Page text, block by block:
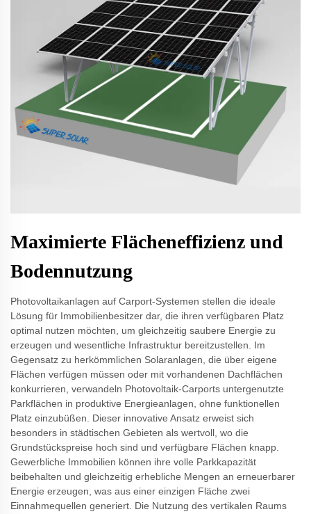
Maximierte Flächeneffizienz und
Bodennutzung
Photovoltaikanlagen auf Carport-Systemen stellen die ideale
Lösung für Immobilienbesitzer dar, die ihren verfügbaren Platz
optimal nutzen möchten, um gleichzeitig saubere Energie zu
erzeugen und wesentliche Infrastruktur bereitzustellen. Im
Gegensatz zu herkömmlichen Solaranlagen, die über eigene
Flächen verfügen müssen oder mit vorhandenen Dachflächen
konkurrieren, verwandeln Photovoltaik-Carports untergenutzte
Parkflächen in produktive Energieanlagen, ohne funktionellen
Platz einzubüßen. Dieser innovative Ansatz erweist sich
besonders in städtischen Gebieten als wertvoll, wo die
Grundstückspreise hoch sind und verfügbare Flächen knapp.
Gewerbliche Immobilien können ihre volle Parkkapazität
beibehalten und gleichzeitig erhebliche Mengen an erneuerbarer
Energie erzeugen, was aus einer einzigen Fläche zwei
Einnahmequellen generiert. Die Nutzung des vertikalen Raums